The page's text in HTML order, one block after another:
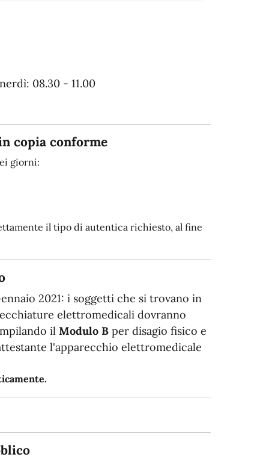
08.30 - 11.00
copia conforme
giorni:
il tipo di autentica richiesto, al fine
2021: i soggetti che si trovano in
elettromedicali dovranno
ilModulo B per disagio fisico e
l'apparecchio elettromedicale